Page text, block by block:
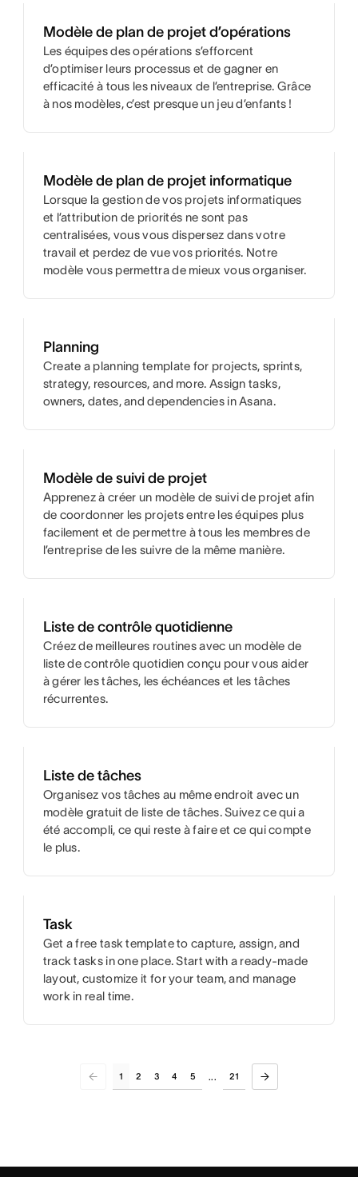
Modèle de plan de projet d’opérations
Les équipes des opérations s’efforcent
d’optimiser leurs processus et de gagner en
efficacité à tous les niveaux de l’entreprise. Grâce
à nos modèles, c’est presque un jeu d’enfants !
Modèle de plan de projet informatique
Lorsque la gestion de vos projets informatiques
et l’attribution de priorités ne sont pas
centralisées, vous vous dispersez dans votre
travail et perdez de vue vos priorités. Notre
modèle vous permettra de mieux vous organiser.
Planning
Create a planning template for projects, sprints,
strategy, resources, and more. Assign tasks,
owners, dates, and dependencies in Asana.
Modèle de suivi de projet
Apprenez à créer un modèle de suivi de projet afin
de coordonner les projets entre les équipes plus
facilement et de permettre à tous les membres de
l’entreprise de les suivre de la même manière.
Liste de contrôle quotidienne
Créez de meilleures routines avec un modèle de
liste de contrôle quotidien conçu pour vous aider
à gérer les tâches, les échéances et les tâches
récurrentes.
Liste de tâches
Organisez vos tâches au même endroit avec un
modèle gratuit de liste de tâches. Suivez ce qui a
été accompli, ce qui reste à faire et ce qui compte
le plus.
Task
Get a free task template to capture, assign, and
track tasks in one place. Start with a ready-made
layout, customize it for your team, and manage
work in real time.
1 2 3 4 5 ... 21